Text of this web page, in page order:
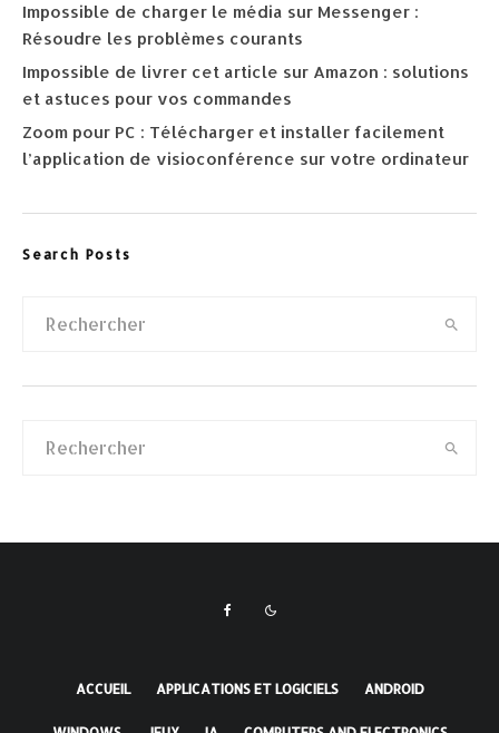
Impossible de charger le média sur Messenger :
Résoudre les problèmes courants
Impossible de livrer cet article sur Amazon : solutions
et astuces pour vos commandes
Zoom pour PC : Télécharger et installer facilement
l’application de visioconférence sur votre ordinateur
Search Posts
ACCUEIL APPLICATIONS ET LOGICIELS ANDROID